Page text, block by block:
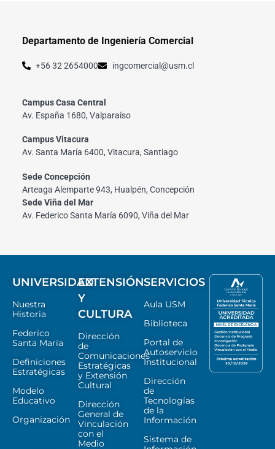
Departamento de Ingeniería Comercial
+56 32 2654000 ingcomercial@usm.cl
Campus Casa Central
Av. España 1680, Valparaíso
Campus Vitacura
Av. Santa María 6400, Vitacura, Santiago
Sede Concepción
Arteaga Alemparte 943, Hualpén, Concepción
Sede Viña del Mar
Av. Federico Santa María 6090, Viña del Mar
UNIVERSIDAD
Nuestra
Historia
Federico
Santa María
Definiciones
Estratégicas
Modelo
Educativo
Organización
EXTENSIÓN
Y
CULTURA
Dirección
de
Comunicaciones
Estratégicas
y Extensión
Cultural
Dirección
General de
Vinculación
con el
Medio
SERVICIOS
Aula USM
Biblioteca
Portal de
Autoservicio
Institucional
Dirección
de
Tecnologías
de la
Información
Sistema de